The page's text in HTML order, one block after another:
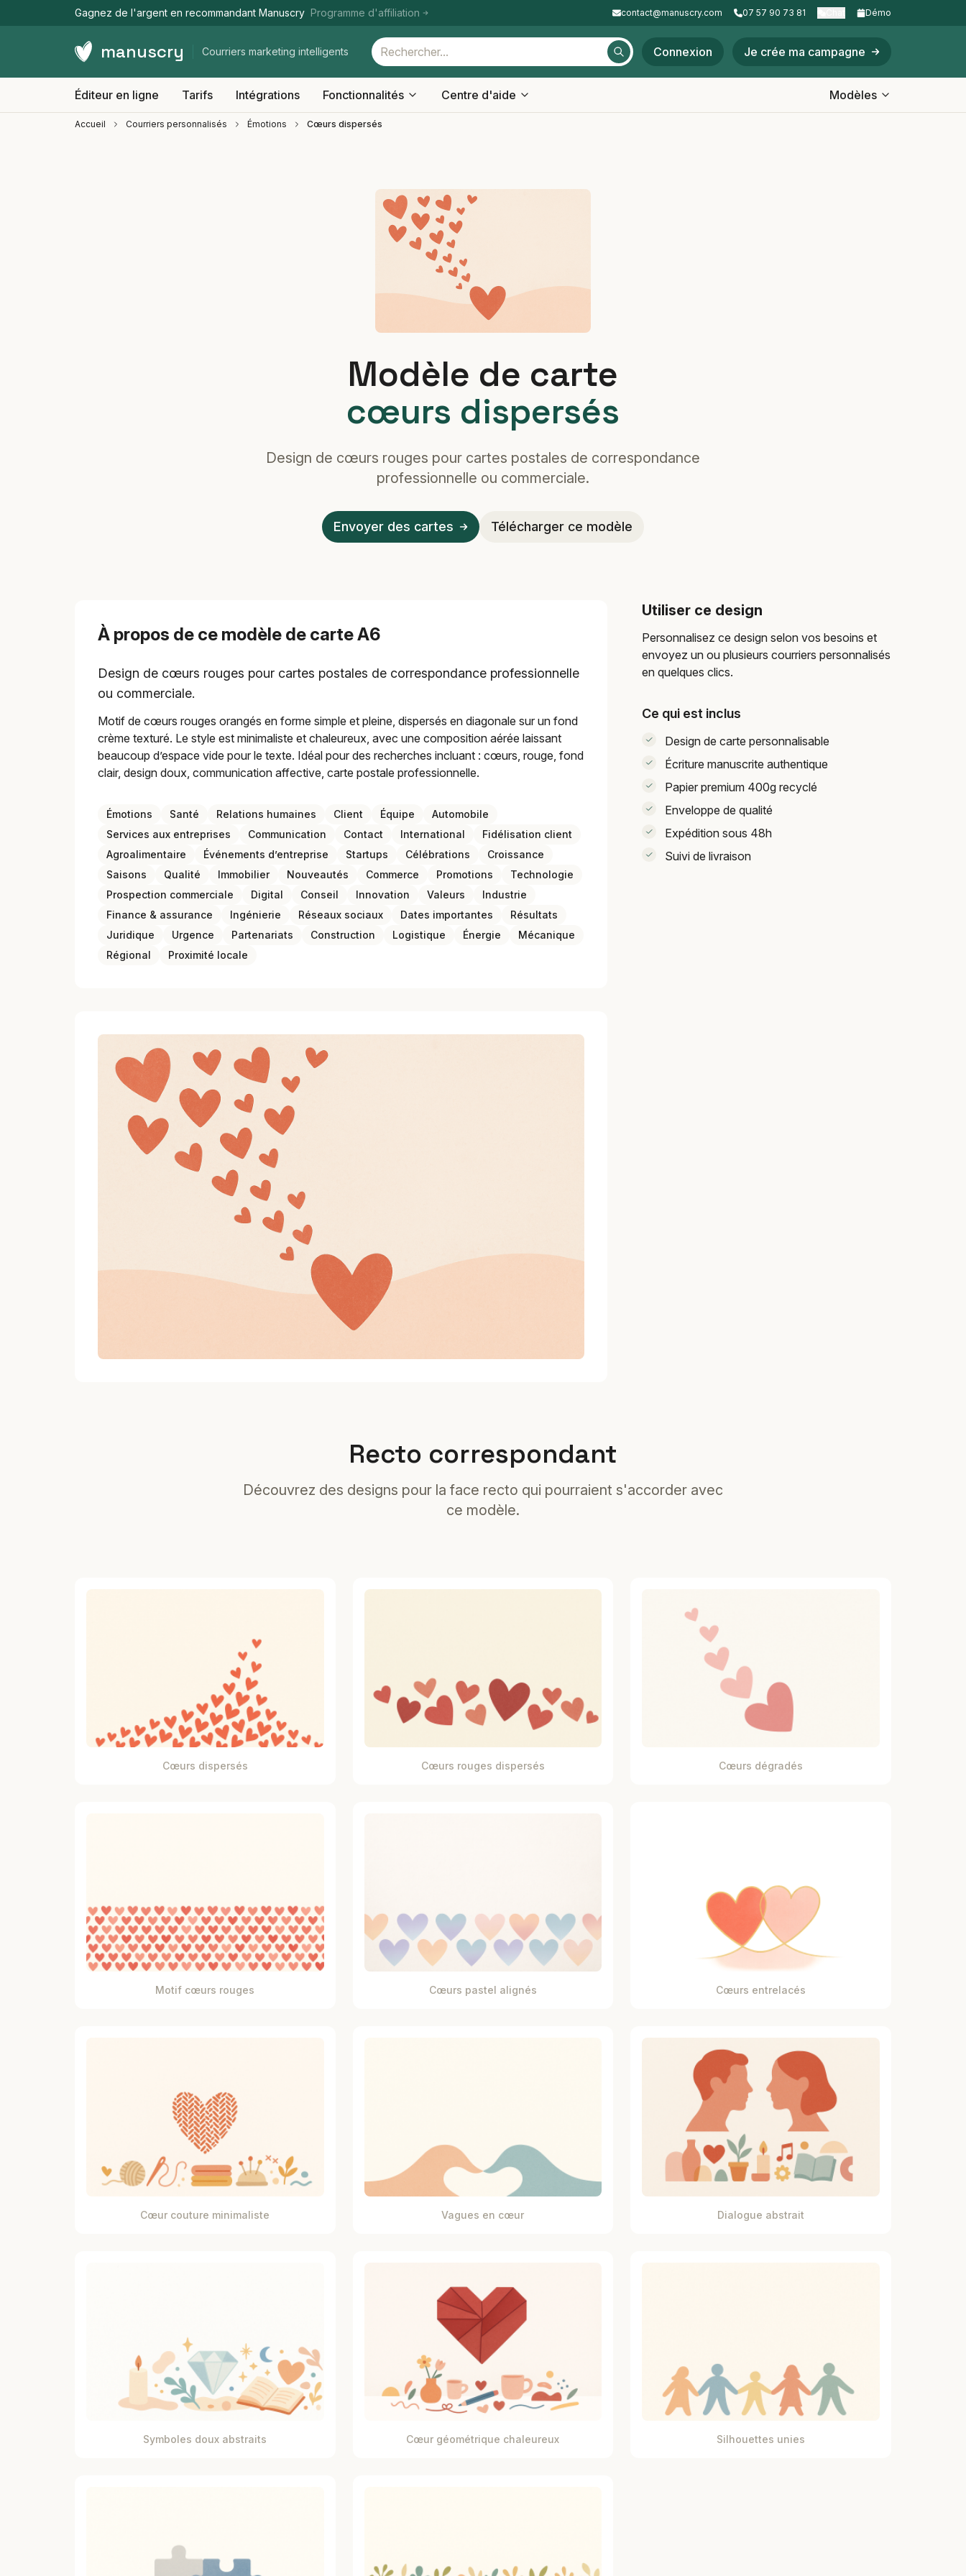
Gagnez de l'argent en recommandant Manuscry Programme d'affiliation contact@manuscry.com 07 57 90 73 81 Démo
manuscry Courriers marketing intelligents Connexion Je crée ma campagne
Éditeur en ligne Tarifs Intégrations Fonctionnalités Centre d'aide Modèles
Accueil Courriers personnalisés Émotions Cœurs dispersés
Modèle de carte
cœurs dispersés
Design de cœurs rouges pour cartes postales de correspondance
professionnelle ou commerciale.
Envoyer des cartes Télécharger ce modèle
À propos de ce modèle de carte A6
Design de cœurs rouges pour cartes postales de correspondance professionnelle
ou commerciale.
Motif de cœurs rouges orangés en forme simple et pleine, dispersés en diagonale sur un fond
crème texturé. Le style est minimaliste et chaleureux, avec une composition aérée laissant
beaucoup d’espace vide pour le texte. Idéal pour des recherches incluant : cœurs, rouge, fond
clair, design doux, communication affective, carte postale professionnelle.
Émotions Santé Relations humaines Client Équipe
Automobile
Services aux entreprises
Communication Contact International
Fidélisation client
Agroalimentaire
Événements d’entreprise Startups Célébrations
Croissance
Saisons
Qualité Immobilier Nouveautés Commerce Promotions
Technologie
Prospection commerciale
Digital Conseil Innovation Valeurs
Industrie
Finance & assurance
Ingénierie Réseaux sociaux Dates importantes
Résultats
Juridique
Urgence Partenariats Construction Logistique Énergie
Mécanique
Régional
Proximité locale
Utiliser ce design
Personnalisez ce design selon vos besoins et
envoyez un ou plusieurs courriers personnalisés
en quelques clics.
Ce qui est inclus
Design de carte personnalisable
Écriture manuscrite authentique
Papier premium 400g recyclé
Enveloppe de qualité
Expédition sous 48h
Suivi de livraison
Recto correspondant
Découvrez des designs pour la face recto qui pourraient s'accorder avec
ce modèle.
Cœurs dispersés Cœurs rouges dispersés Cœurs dégradés
Motif cœurs rouges Cœurs pastel alignés Cœurs entrelacés
Cœur couture minimaliste Vagues en cœur Dialogue abstrait
Symboles doux abstraits Cœur géométrique chaleureux Silhouettes unies